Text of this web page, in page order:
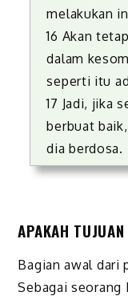
melakukan
16 Akan
dalam
seperti itu
17 Jadi, jika
berbuat
dia berdosa.
APAKAH
Bagian awal dari
Sebagai seorang